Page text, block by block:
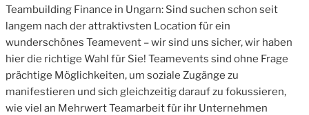
Teambuilding Finance in Ungarn: Sind suchen schon seit
langem nach der attraktivsten Location für ein
wunderschönes Teamevent – wir sind uns sicher, wir haben
hier die richtige Wahl für Sie! Teamevents sind ohne Frage
prächtige Möglichkeiten, um soziale Zugänge zu
manifestieren und sich gleichzeitig darauf zu fokussieren,
wie viel an Mehrwert Teamarbeit für ihr Unternehmen